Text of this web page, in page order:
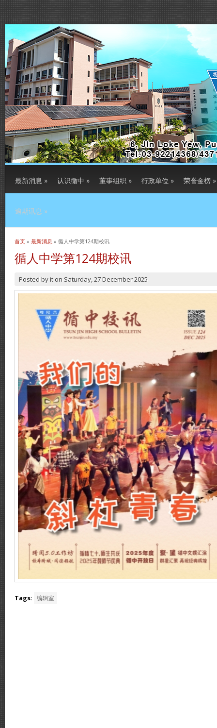
最新消息 » 认识循中 » 董事组织 » 行政单位 » 荣誉金榜 »
逾期讯息 »
当前位置
首页 » 最新消息 » 循人中学第124期校讯
循人中学第124期校讯
Posted byit on Saturday, 27 December 2025
Tags: 编辑室